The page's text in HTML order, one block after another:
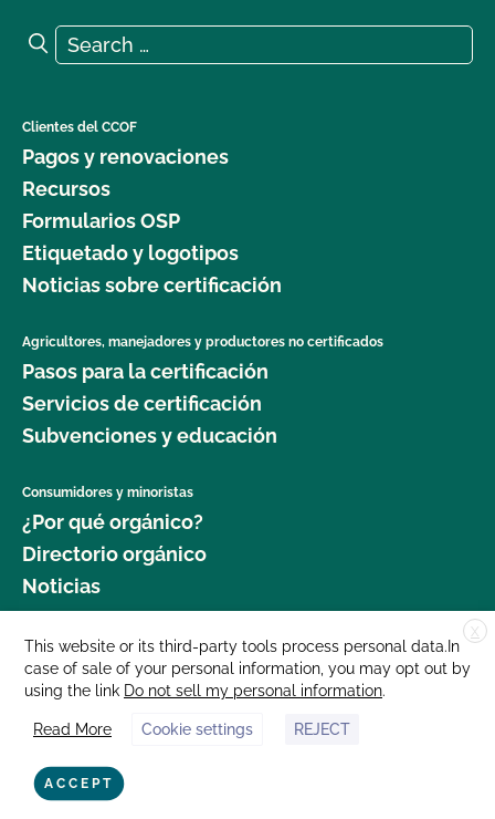
Search for:
Search
Clientes del CCOF
Pagos y renovaciones
Recursos
Formularios OSP
Etiquetado y logotipos
Noticias sobre certificación
Agricultores, manejadores y productores no certificados
Pasos para la certificación
Servicios de certificación
Subvenciones y educación
Consumidores y minoristas
¿Por qué orgánico?
Directorio orgánico
Noticias
Donar
Carreras profesionales
Sala de prensa
Contáctenos
877 Cedar Street, Suite 248, Santa Cruz, CA 95060 © 2025 CCOF.org
X
This website or its third-party tools process personal data.In
case of sale of your personal information, you may opt out by
using the link Do not sell my personal information.
Read More Cookie settings REJECT
ACCEPT